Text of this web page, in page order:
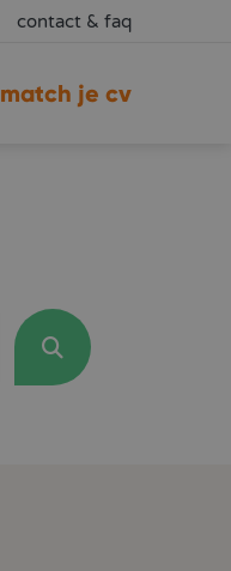
contact & faq
match je cv